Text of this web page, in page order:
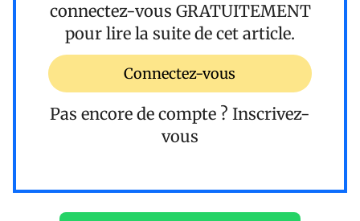
connectez-vous GRATUITEMENT
pour lire la suite de cet article.
Connectez-vous
Pas encore de compte ? Inscrivez-
vous